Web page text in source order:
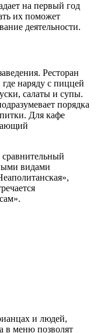
на первый год
их поможет
деятельности.
Ресторан
наряду с пиццей
салаты и супы.
порядка
Для кафе
сравнительный
видами
и людей,
в меню позволят